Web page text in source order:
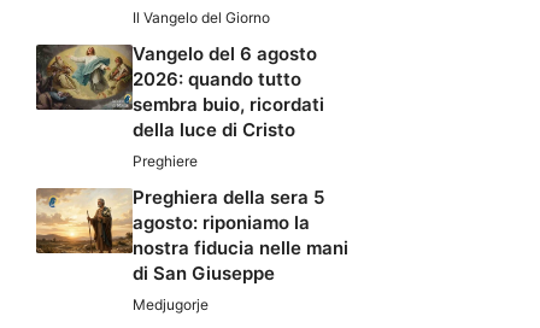
Il Vangelo del Giorno
Vangelo del 6 agosto
2026: quando tutto
sembra buio, ricordati
della luce di Cristo
Preghiere
Preghiera della sera 5
agosto: riponiamo la
nostra fiducia nelle mani
di San Giuseppe
Medjugorje